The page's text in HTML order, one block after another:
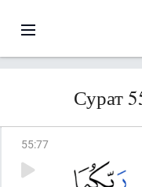
Сурат
55:77